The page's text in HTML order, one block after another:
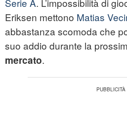
Serie A. L’impossibilità di
Eriksen mettono Matias
abbastanza scomoda che
suo addio durante la
mercato.